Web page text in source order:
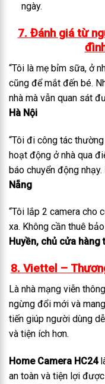
ngày.
7. Đánh giá từ
“Tôi là mẹ bỉm sữa, ở
cũng để mắt đến bé.
nhà mà vẫn quan sát
Hà Nội
“Tôi đi công tác
hoạt động ở nhà qua
báo chuyển động
Nẵng
“Tôi lắp 2 camera cho
xa. Không cần thuê
Huyền, chủ cửa hàng
8. Viettel –
Là nhà mạng viễn
ngừng đổi mới và
tiến giúp người dùng
và tiện ích hơn.
Home Camera HC24
an toàn và tiện lợi